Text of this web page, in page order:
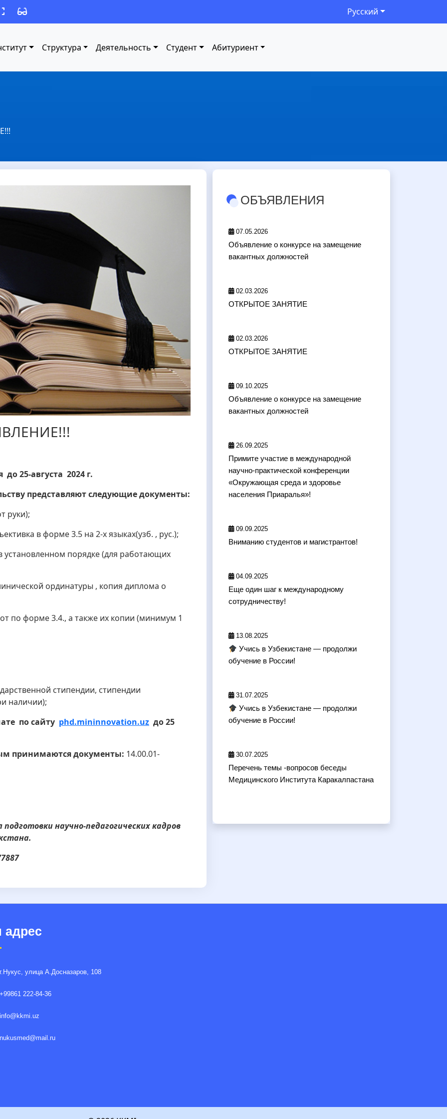
Русский
Структура Деятельность Cтудент Абитуриент
25-августа 2024 г.
представляют следующие документы:
руки);
в форме 3.5 на 2-х языках(узб. , рус.);
установленном порядке (для работающих
ординатуры , копия диплома о
по форме 3.4., а также их копии (минимум 1
стипендии, стипендии
наличии);
по сайту phd.mininnovation.uz до 25
принимаются документы: 14.00.01-
научно-педагогических кадров
ОБЪЯВЛЕНИЯ
07.05.2026
Объявление о конкурсе на замещение
вакантных должностей
02.03.2026
ОТКРЫТОЕ ЗАНЯТИЕ
02.03.2026
ОТКРЫТОЕ ЗАНЯТИЕ
09.10.2025
Объявление о конкурсе на замещение
вакантных должностей
26.09.2025
Примите участие в международной
научно-практической конференции
«Окружающая среда и здоровье
населения Приаралья»!
09.09.2025
Вниманию студентов и магистрантов!
04.09.2025
Еще один шаг к международному
сотрудничеству!
13.08.2025
Учись в Узбекистане — продолжи
обучение в России!
31.07.2025
Учись в Узбекистане — продолжи
обучение в России!
30.07.2025
Перечень темы -вопросов беседы
Медицинского Института Каракалпастана
г.Нукус, улица A.Досназаров, 108
+99861 222-84-36
info@kkmi.uz
nukusmed@mail.ru